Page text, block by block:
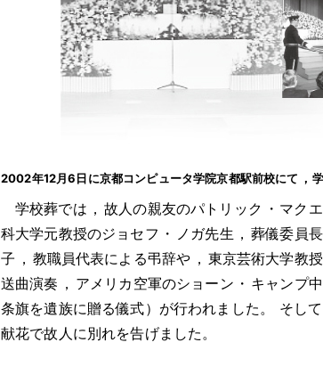
2002年12月6日に京都コンピュータ学院京都駅前校にて ，
学校葬では ， 故人の親友のパトリック ・ マク
科大学元教授のジョセフ ・ ノガ先生 ， 葬儀委員長
子 ， 教職員代表による弔辞や ， 東京芸術大学教
送曲演奏 ， アメリカ空軍のショーン ・ キャンプ
条旗を遺族に贈る儀式）が行われました 。 そして
献花で故人に別れを告げました 。